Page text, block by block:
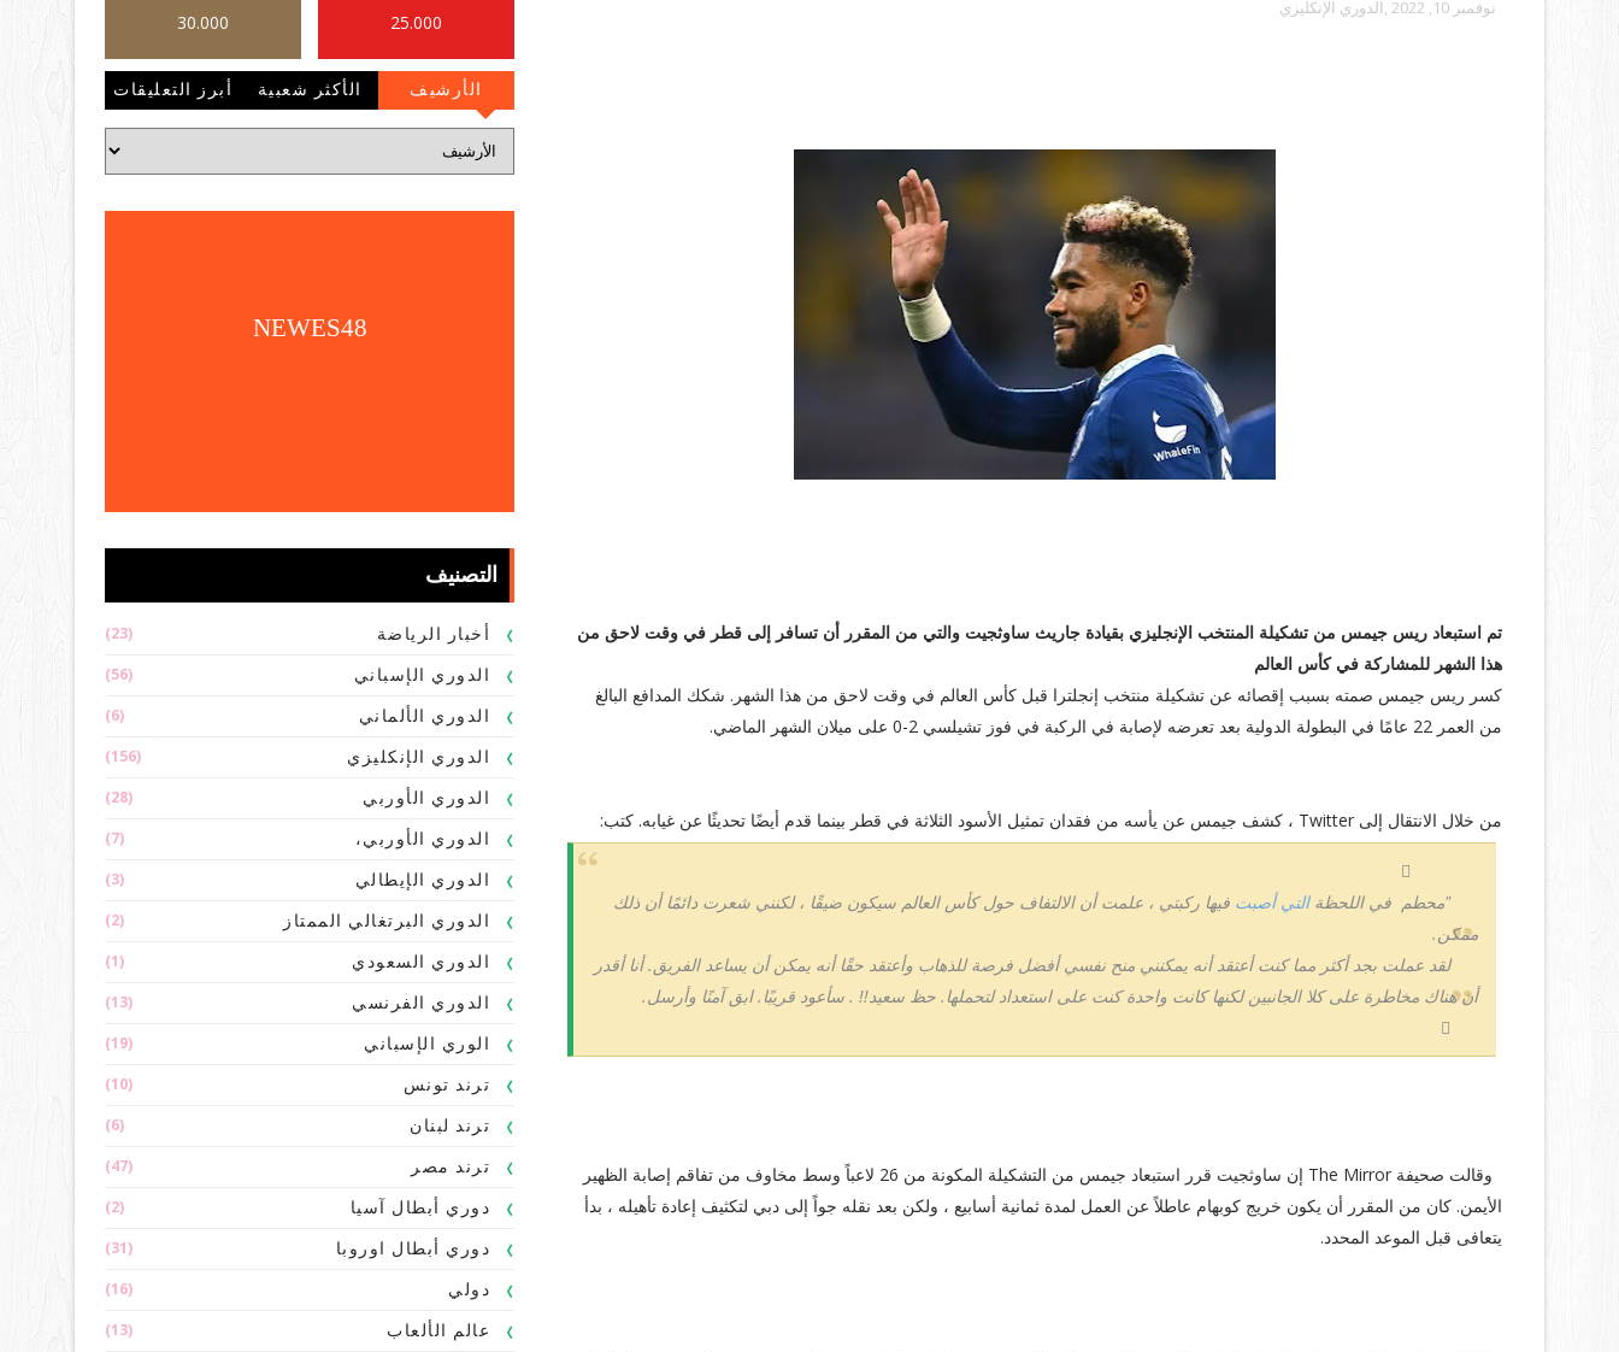
نوفمبر 10, 2022 ,الدوري الإنكليزي
تم استبعاد ريس جيمس من تشكيلة المنتخب الإنجليزي بقيادة جاريث ساوثجيت والتي من المقرر أن تسافر إلى قطر في وقت لاحق من
هذا الشهر للمشاركة في كأس العالم
كسر ريس جيمس صمته بسبب إقصائه عن تشكيلة منتخب إنجلترا قبل كأس العالم في وقت لاحق من هذا الشهر. شكك المدافع البالغ
من العمر 22 عامًا في البطولة الدولية بعد تعرضه لإصابة في الركبة في فوز تشيلسي 2-0 على ميلان الشهر الماضي.
من خلال الانتقال إلى Twitter ، كشف جيمس عن يأسه من فقدان تمثيل الأسود الثلاثة في قطر بينما قدم أيضًا تحديثًا عن غيابه. كتب:
"محطم في اللحظةالتي أصبت فيها ركبتي ، علمت أن الالتفاف حول كأس العالم سيكون ضيقًا ، لكنني شعرت دائمًا أن ذلك
ممكن.
لقد عملت بجد أكثر مما كنت أعتقد أنه يمكنني منح نفسي أفضل فرصة للذهاب وأعتقد حقًا أنه يمكن أن يساعد الفريق. أنا أقدر
أن هناك مخاطرة على كلا الجانبين لكنها كانت واحدة كنت على استعداد لتحملها. حظ سعيد!! . سأعود قريبًا. ابق آمنًا وأرسل.
وقالت صحيفة The Mirror إن ساوثجيت قرر استبعاد جيمس من التشكيلة المكونة من 26 لاعباً وسط مخاوف من تفاقم إصابة الظهير
الأيمن. كان من المقرر أن يكون خريج كوبهام عاطلاً عن العمل لمدة ثمانية أسابيع ، ولكن بعد نقله جواً إلى دبي لتكثيف إعادة تأهيله ، بدأ
يتعافى قبل الموعد المحدد.
25.000
30.000
الأرشيف الأكثر شعبية أبرز التعليقات
NEWES48
التصنيف
أخبار الرياضة (23)
الدوري الإسباني (56)
الدوري الألماني (6)
الدوري الإنكليزي (156)
الدوري الأوربي (28)
الدوري الأوربي، (7)
الدوري الإيطالي (3)
الدوري البرتغالي الممتاز (2)
الدوري السعودي (1)
الدوري الفرنسي (13)
الوري الإسباني (19)
ترند تونس (10)
ترند لبنان (6)
ترند مصر (47)
دوري أبطال آسيا (2)
دوري أبطال اوروبا (31)
دولي (16)
عالم الألعاب (13)